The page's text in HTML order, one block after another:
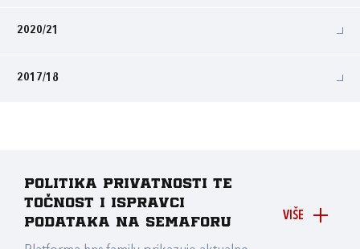
2020/21
2017/18
VIŠE
Politika privatnosti te
točnost i ispravci
podataka na Semaforu